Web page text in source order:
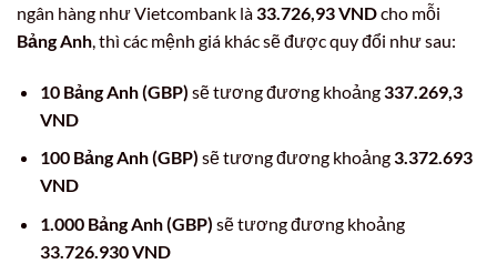
ngân hàng như Vietcombank là33.726,93 VNDcho mỗi
Bảng Anh , thì các mệnh giá khác sẽ được quy đổi như sau:
10 Bảng Anh (GBP) sẽ tương đương khoảng337.269,3
VND
100 Bảng Anh (GBP) sẽ tương đương khoảng3.372.693
VND
1.000 Bảng Anh (GBP) sẽ tương đương khoảng
33.726.930 VND